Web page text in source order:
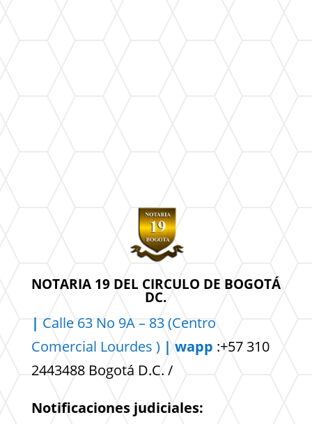
NOTARIA 19 DEL CIRCULO DE BOGOTÁ
DC.
| Calle 63 No 9A – 83 (Centro
Comercial Lourdes ) | wapp :+57 310
2443488 Bogotá D.C. /
Notificaciones judiciales: